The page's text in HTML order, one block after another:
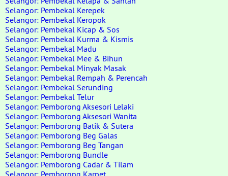
Selangor: Pembekal Kerepek
Selangor: Pembekal Keropok
Selangor: Pembekal Kicap & Sos
Selangor: Pembekal Kurma & Kismis
Selangor: Pembekal Madu
Selangor: Pembekal Mee & Bihun
Selangor: Pembekal Minyak Masak
Selangor: Pembekal Rempah & Perencah
Selangor: Pembekal Serunding
Selangor: Pembekal Telur
Selangor: Pemborong Aksesori Lelaki
Selangor: Pemborong Aksesori Wanita
Selangor: Pemborong Batik & Sutera
Selangor: Pemborong Beg Galas
Selangor: Pemborong Beg Tangan
Selangor: Pemborong Bundle
Selangor: Pemborong Cadar & Tilam
Selangor: Pemborong Karpet